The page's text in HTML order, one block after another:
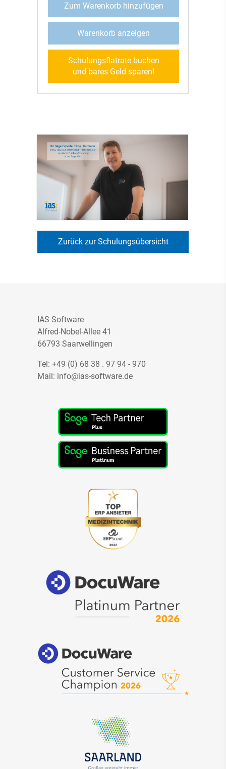
Zum Warenkorb hinzufügen
Warenkorb anzeigen
Schulungsflatrate buchen
und bares Geld sparen!
Zurück zur Schulungsübersicht
IAS Software
Alfred-Nobel-Allee 41
66793 Saarwellingen
Tel: +49 (0) 68 38 . 97 94 - 970
Mail: info@ias-software.de